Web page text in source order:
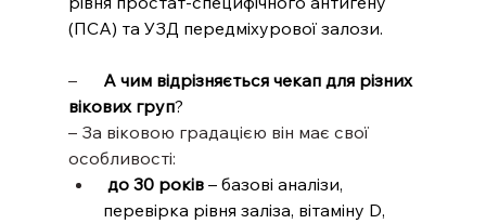
(ПСА) та УЗД передміхурової залози.
– А чим відрізняється чекап для різних
вікових груп?
– За віковою градацією він має свої
особливості:
до 30 років – базові аналізи,
перевірка рівня заліза, вітаміну D,